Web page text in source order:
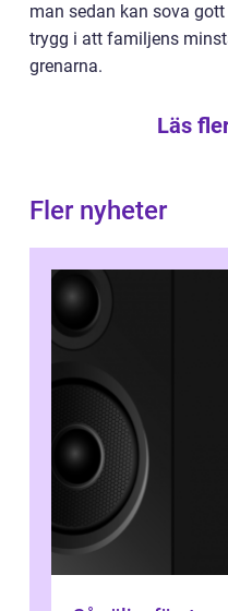
man sedan kan sova
trygg i att familjens
grenarna.
Läs
Fler nyheter